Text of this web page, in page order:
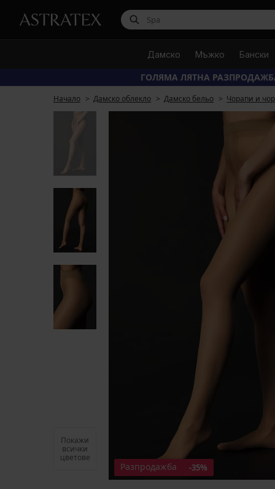
Дамско Мъжко Бански
ГОЛЯМА ЛЯТНА
Начало Дамско облекло Дамско бельо Чорапи и
Покажи
всички
цветове
Разпродажба -35%